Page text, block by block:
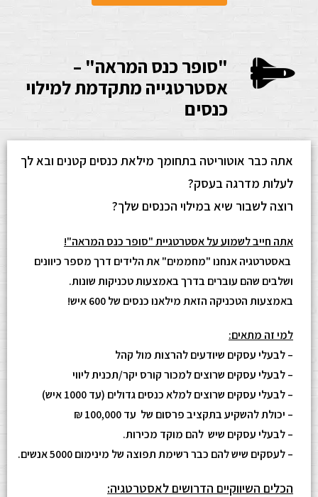
"סופר כנס המראה" –
אסטרטגייה מתקדמת למילוי
כנסים
אתה כבר אוטוריטה בתחומך מילאת כנסים קטנים ובא לך
לעלות מדרגה בעסק?
רוצה לשבור שיא במילוי הכנסים שלך?
אתה חייב לשמוע על אסטרטגיית "סופר כנס המראה"!
באסטרטגיה אנחנו "מחממים" את הלידים דרך מספר כיוונים
ושלבים שהם עוברים בדרך באמצעות טכניקות שונות.
באמצעות הטכניקה הזאת מילאנו כנסים של 600 איש!
למי זה מתאים:
– לבעלי עסקים שיודעים להרצות מול קהל
– לבעלי עסקים שרוצים למכור קורס יקר/תכנית ליווי
– לבעלי עסקים שרוצים למלא כנסים גדולים (עד 1000 איש)
– יכולת להשקיע בתקציב פרסום של עד 100,000 ₪
– לבעלי עסקים שיש להם מוקד מכירות.
– לעסקים שיש להם כבר רשימת תפוצה של מינימום 5000 אנשים.
הכלים השיווקיים הדרושים לאסטרטגיה: